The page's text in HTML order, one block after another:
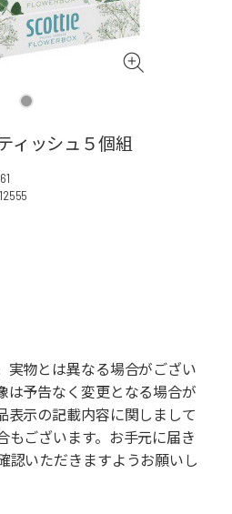
ィッシュ５個組
実物とは異なる場合がござい
は予告なく変更となる場合が
表示の記載内容に関しまして
もございます。お手元に届き
認いただきますようお願いし